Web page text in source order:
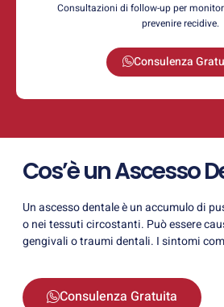
Consultazioni di follow-up per
prevenire recidive.
Consulenza
Cos’è un Ascesso
Un ascesso dentale è un accumulo di
o nei tessuti circostanti. Può essere
gengivali o traumi dentali. I sintomi
Consulenza Gratuita